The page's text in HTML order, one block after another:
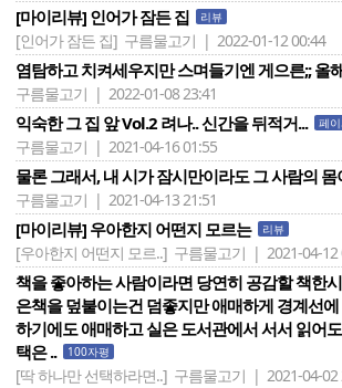
[마이리뷰] 인어가 잠든 집 리뷰
[인어가 잠든 집] 구름물고기 | 2022-01-12 00:44
염탐하고 치켜세우지만 스며들기엔 게으른;; 올
구름물고기 | 2022-01-08 23:41
익숙한 그 집 앞 Vol.2 려나.. 신간을 뒤적거... 페
구름물고기 | 2021-04-16 01:55
물론 그래서, 내 시가 잠시만이라도 그 사람의 몸
구름물고기 | 2021-04-13 21:51
[마이리뷰] 우아한지 어떤지 모르는 리뷰
[우아한지 어떤지 모르..] 구름물고기 | 2021-04-12
책을 좋아하는 사람이라면 당연히 공감할 책한
은책을 덮붙이는건 덤좋지만 애매하게 경계선
하기에도 애매하고 실은 도서관에서 서서 읽어
택은 ..
100자평
[딱 하나만 선택하라면..] 구름물고기 | 2021-04-02